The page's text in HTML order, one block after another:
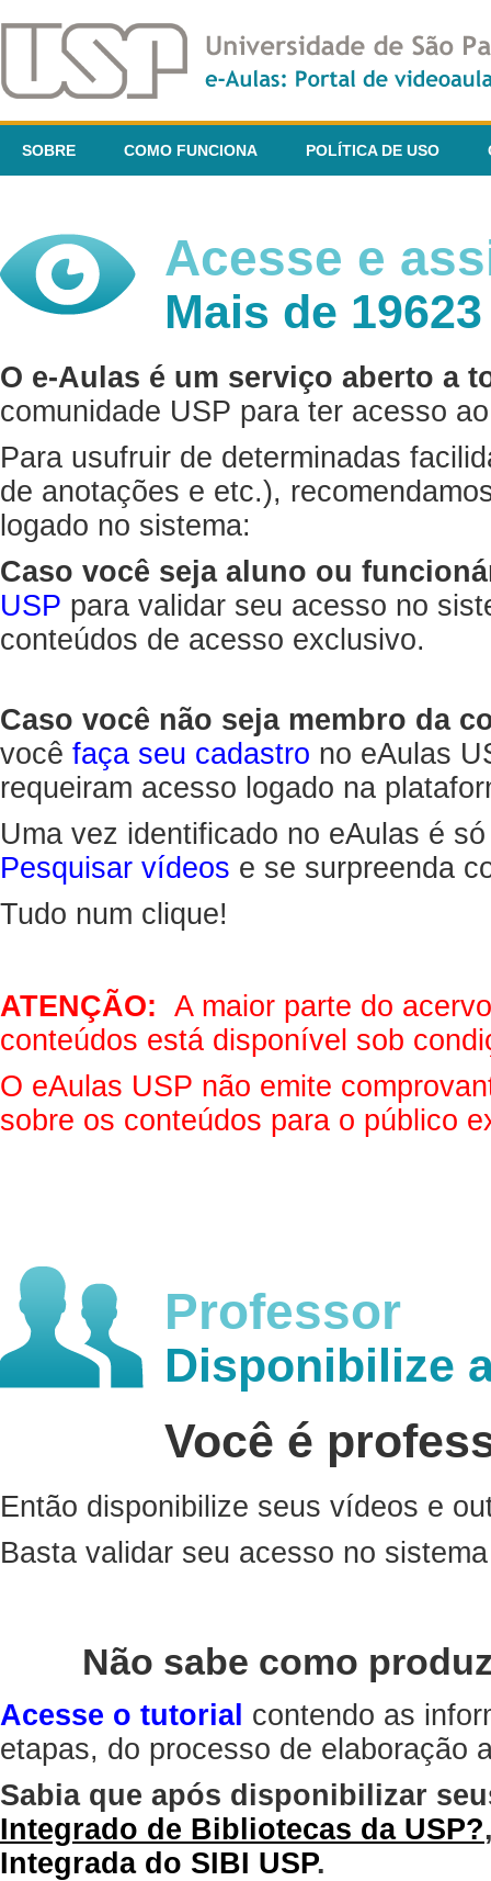
SOBRE COMO FUNCIONA POLÍTICA DE USO
Acesse e
Mais de
O e-Aulas é um serviço aberto a
comunidade USP para ter acesso
Para usufruir de determinadas
de anotações e etc.),
logado no sistema:
Caso você seja aluno ou
USP para validar seu acesso no
conteúdos de acesso exclusivo.
Caso você não seja membro da
você faça seu cadastro no eAulas
requeiram acesso logado na
Uma vez identificado no eAulas é
Pesquisar vídeos e se surpreenda
Tudo num clique!
ATENÇÃO: A maior parte do
conteúdos está disponível sob
O eAulas USP não emite
sobre os conteúdos para o público
Professor
Disponibilize
Você é
Então disponibilize seus vídeos e
Basta validar seu acesso no
Não sabe como
Acesse o tutorial contendo as
etapas, do processo de elaboração
Sabia que após disponibilizar
Integrado de Bibliotecas da USP?
Integrada do SIBI USP.